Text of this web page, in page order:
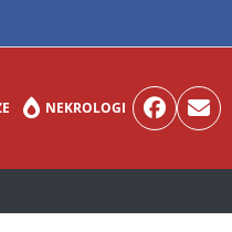
NEKROLOGI